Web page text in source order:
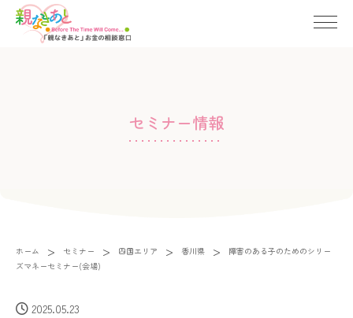
セミナー情報
ホーム > セミナー > 四国エリア > 香川県 >
障害のある子のためのシリー
ズマネーセミナー(会場)
2025.05.23